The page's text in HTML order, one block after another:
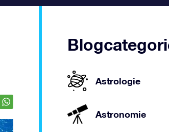
Astrologie
Astronomie